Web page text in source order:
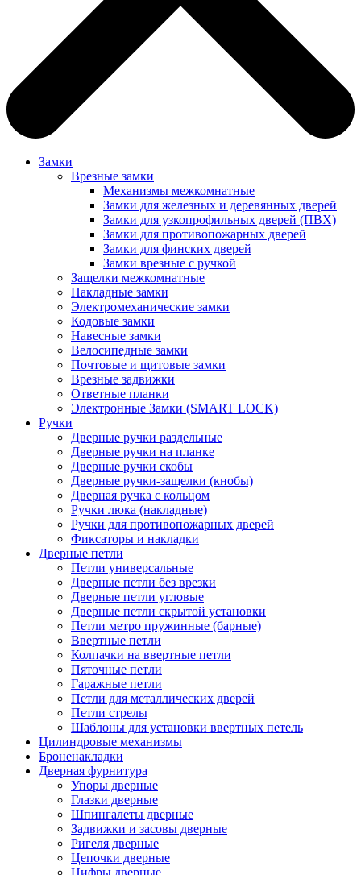
Замки
Врезные замки
Механизмы межкомнатные
Замки для железных и деревянных дверей
Замки для узкопрофильных дверей (ПВХ)
Замки для противопожарных дверей
Замки для финских дверей
Замки врезные с ручкой
Защелки межкомнатные
Накладные замки
Электромеханические замки
Кодовые замки
Навесные замки
Велосипедные замки
Почтовые и щитовые замки
Врезные задвижки
Ответные планки
Электронные Замки (SMART LOCK)
Ручки
Дверные ручки раздельные
Дверные ручки на планке
Дверные ручки скобы
Дверные ручки-защелки (кнобы)
Дверная ручка с кольцом
Ручки люка (накладные)
Ручки для противопожарных дверей
Фиксаторы и накладки
Дверные петли
Петли универсальные
Дверные петли без врезки
Дверные петли угловые
Дверные петли скрытой установки
Петли метро пружинные (барные)
Ввертные петли
Колпачки на ввертные петли
Пяточные петли
Гаражные петли
Петли для металлических дверей
Петли стрелы
Шаблоны для установки ввертных петель
Цилиндровые механизмы
Броненакладки
Дверная фурнитура
Упоры дверные
Глазки дверные
Шпингалеты дверные
Задвижки и засовы дверные
Ригеля дверные
Цепочки дверные
Цифры дверные